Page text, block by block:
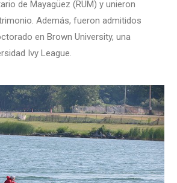
de Mayagüez (RUM) y unieron
Además, fueron admitidos
en Brown University, una
Ivy League.